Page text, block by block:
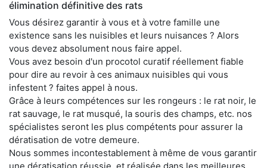
élimination définitive des rats
Vous désirez garantir à vous et à votre famille une
existence sans les nuisibles et leurs nuisances ? Alors
vous devez absolument nous faire appel.
Vous avez besoin d'un procotol curatif réellement fiable
pour dire au revoir à ces animaux nuisibles qui vous
infestent ? faites appel à nous.
Grâce à leurs compétences sur les rongeurs : le rat noir, le
rat sauvage, le rat musqué, la souris des champs, etc. nos
spécialistes seront les plus compétents pour assurer la
dératisation de votre demeure.
Nous sommes incontestablement à même de vous garantir
une dératisation réussie, et réalisée dans les meilleures